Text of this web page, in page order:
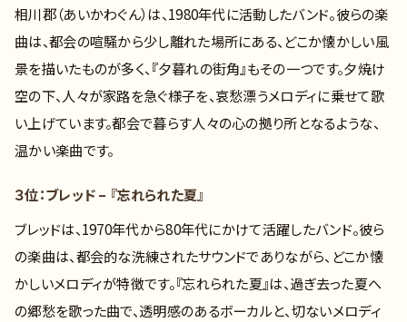
相川郡（あいかわぐん）は、1980年代に活動したバンド。彼らの楽
曲は、都会の喧騒から少し離れた場所にある、どこか懐かしい風
景を描いたものが多く、『夕暮れの街角』もその一つです。夕焼け
空の下、人々が家路を急ぐ様子を、哀愁漂うメロディに乗せて歌
い上げています。都会で暮らす人々の心の拠り所となるような、
温かい楽曲です。
３位：ブレッド – 『忘れられた夏』
ブレッドは、1970年代から80年代にかけて活躍したバンド。彼ら
の楽曲は、都会的な洗練されたサウンドでありながら、どこか懐
かしいメロディが特徴です。『忘れられた夏』は、過ぎ去った夏へ
の郷愁を歌った曲で、透明感のあるボーカルと、切ないメロディ